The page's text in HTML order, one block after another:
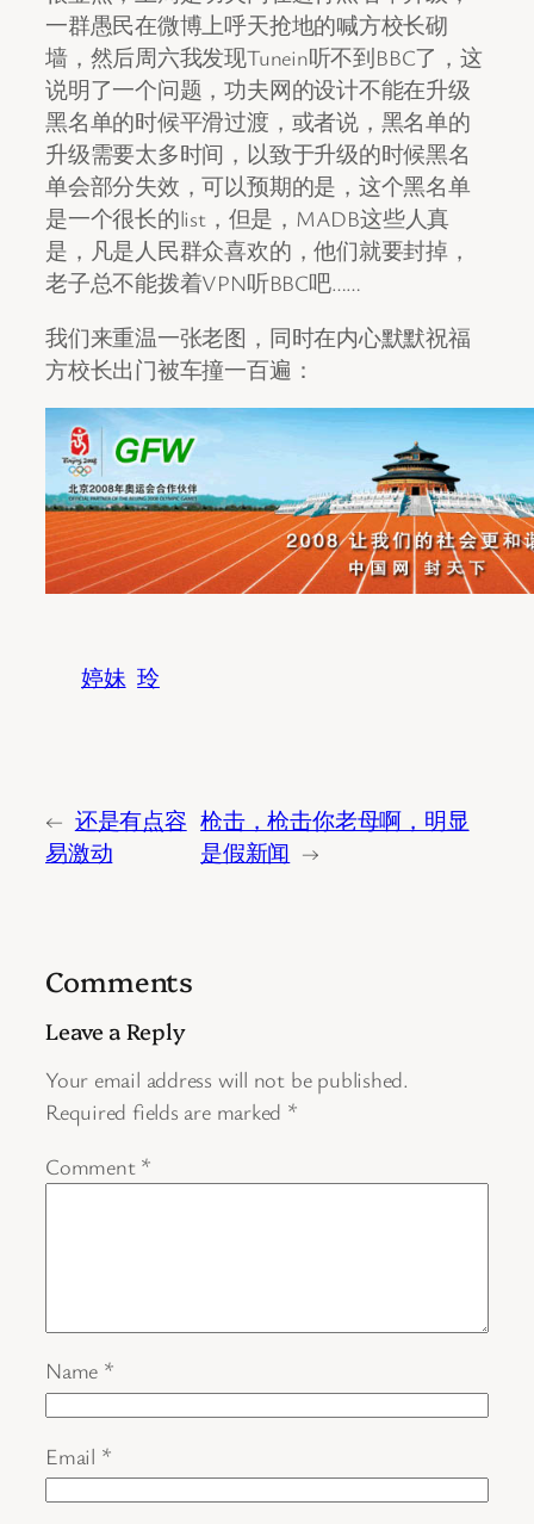
一群愚民在微博上呼天抢地的喊方校长砌
墙，然后周六我发现Tunein听不到BBC了，这
说明了一个问题，功夫网的设计不能在升级
黑名单的时候平滑过渡，或者说，黑名单的
升级需要太多时间，以致于升级的时候黑名
单会部分失效，可以预期的是，这个黑名单
是一个很长的list，但是，MADB这些人真
是，凡是人民群众喜欢的，他们就要封掉，
老子总不能拨着VPN听BBC吧……
我们来重温一张老图，同时在内心默默祝福
方校长出门被车撞一百遍：
婷妹 玲
← 还是有点容
易激动
枪击，枪击你老母啊，明显
是假新闻 →
Comments
Leave a Reply
Your email address will not be published.
Required fields are marked *
Comment *
Name *
Email *